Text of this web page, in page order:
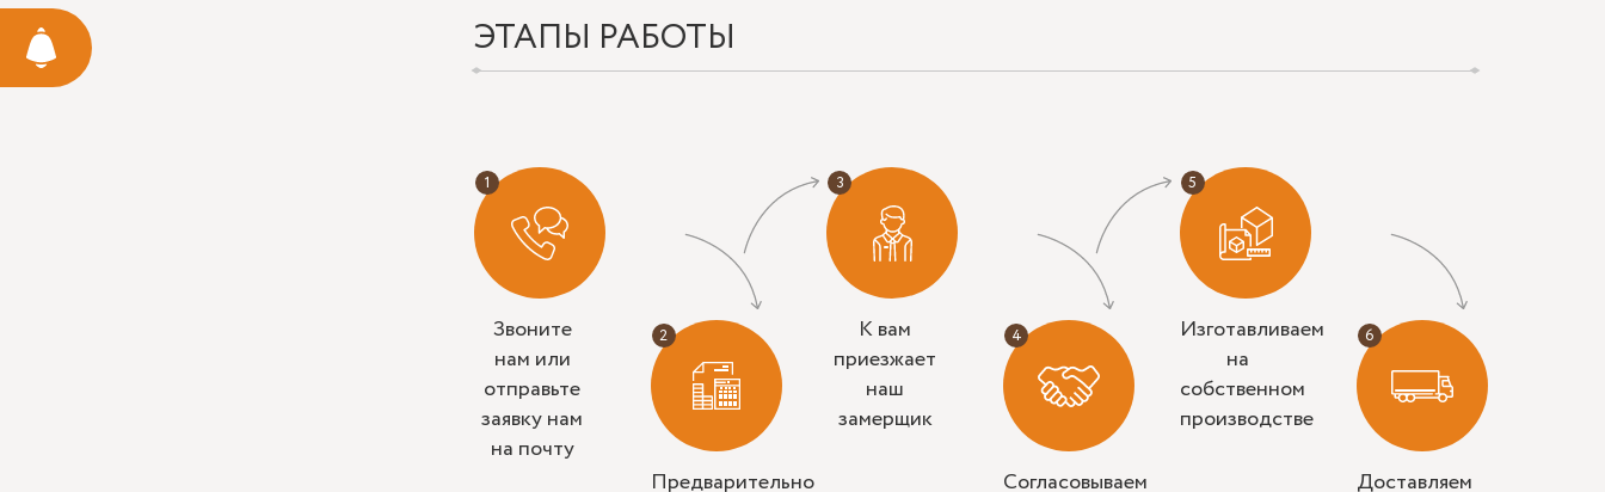
ЭТАПЫ РАБОТЫ
Звоните
нам или
отправьте
заявку нам
на почту
Предварительно
К вам
приезжает
наш
замерщик
Согласовываем
Изготавливаем
на
собственном
производстве
Доставляем